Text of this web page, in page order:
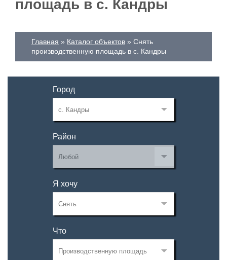
площадь в с. Кандры
Главная Каталог объектов
Снять
производственную площадь в с. Кандры
Город
Район
Я хочу
Что